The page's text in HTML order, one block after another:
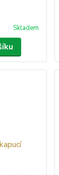
Skladem